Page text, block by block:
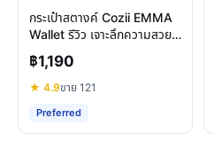
กระเป๋าสตางค์ Cozii EMMA
Wallet รีวิว เจาะลึกความสวย
หรู ฟังก์ชันครบครัน
฿1,190
★ 4.9ขาย 121
Preferred